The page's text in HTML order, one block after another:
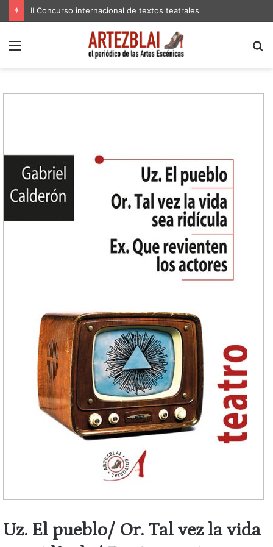
II Concurso internacional de textos teatrales
Menú
Uz. El pueblo/ Or. Tal vez la vida